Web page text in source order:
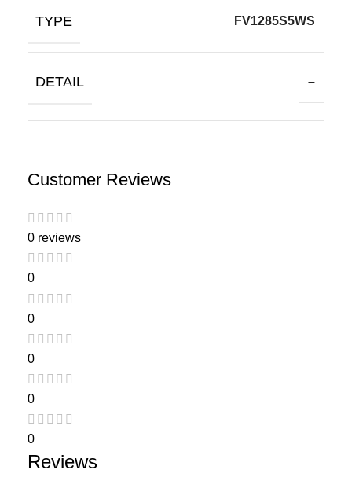
TYPE FV1285S5WS
DETAIL –
Customer Reviews
0 reviews
0
0
0
0
0
Reviews